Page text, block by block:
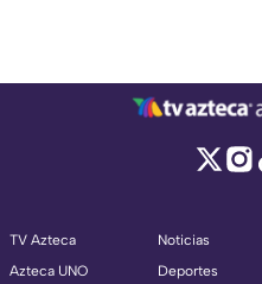
TV Azteca
Azteca UNO
Noticias
Deportes